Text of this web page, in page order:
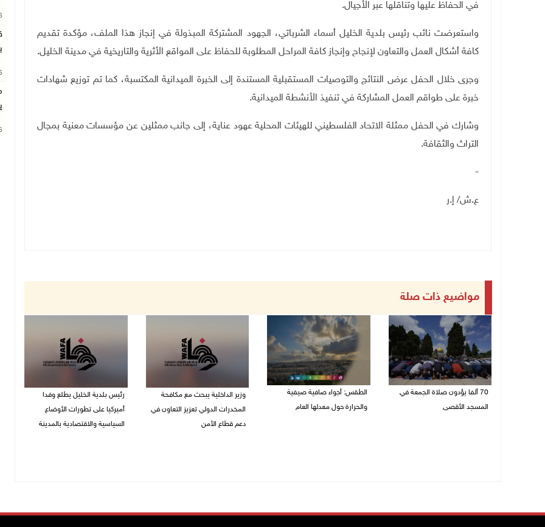
في الحفاظ عليها وتناقلها عبر الأجيال.
واستعرضت نائب رئيس بلدية الخليل أسماء الشرباتي، الجهود المشتركة المبذولة في إنجاز هذا الملف، مؤكدة تقديم
كافة أشكال العمل والتعاون لإنجاح وإنجاز كافة المراحل المطلوبة للحفاظ على المواقع الأثرية والتاريخية في مدينة الخليل.
وجرى خلال الحفل عرض النتائج والتوصيات المستقبلية المستندة إلى الخبرة الميدانية المكتسبة، كما تم توزيع شهادات
خبرة على طواقم العمل المشاركة في تنفيذ الأنشطة الميدانية.
وشارك في الحفل ممثلة الاتحاد الفلسطيني للهيئات المحلية عهود عناية، إلى جانب ممثلين عن مؤسسات معنية بمجال
التراث والثقافة.
-
ع.ش/ إ.ر
مواضيع ذات صلة
70 ألفا يؤدون صلاة الجمعة في
المسجد الأقصى
الطقس: أجواء صافية صيفية
والحرارة حول معدلها العام
وزير الداخلية يبحث مع مكافحة
المخدرات الدولي تعزيز التعاون في
دعم قطاع الأمن
رئيس بلدية الخليل يطلع وفدا
أميركيا على تطورات الأوضاع
السياسية والاقتصادية بالمدينة